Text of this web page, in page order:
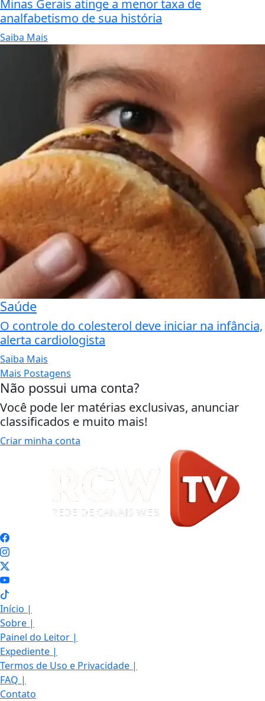
Minas Gerais atinge a menor taxa de
analfabetismo de sua história
Saiba Mais
Saúde
O controle do colesterol deve iniciar na infância,
alerta cardiologista
Saiba Mais
Mais Postagens
Não possui uma conta?
Você pode ler matérias exclusivas, anunciar
classificados e muito mais!
Criar minha conta
Início |
Sobre |
Painel do Leitor |
Expediente |
Termos de Uso e Privacidade |
FAQ |
Contato